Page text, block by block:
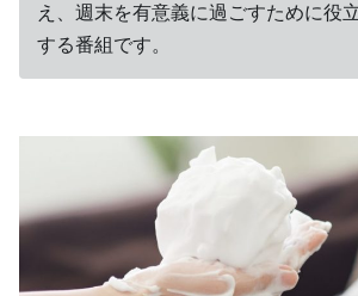
え、週末を有意義に過ごすために役
する番組です。